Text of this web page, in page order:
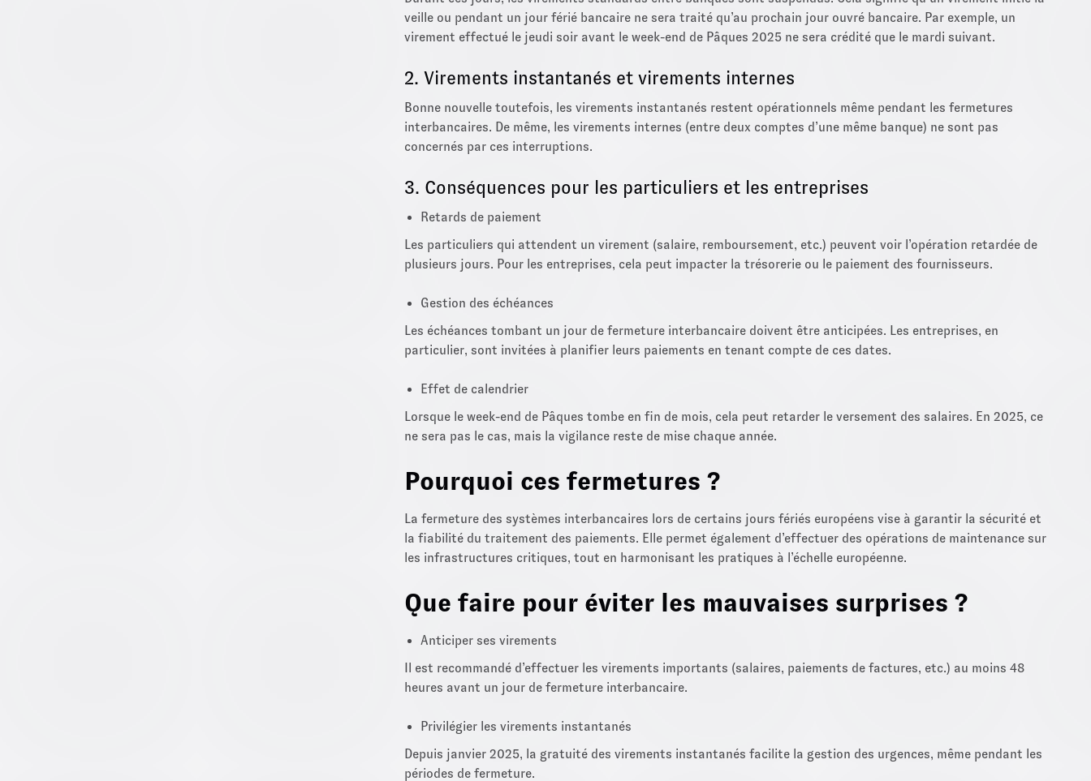
veille ou pendant un jour férié bancaire ne sera traité qu’au prochain jour ouvré bancaire. Par exemple, un
virement effectué le jeudi soir avant le week-end de Pâques 2025 ne sera crédité que le mardi suivant.
2. Virements instantanés et virements internes
Bonne nouvelle toutefois, les virements instantanés restent opérationnels même pendant les fermetures
interbancaires. De même, les virements internes (entre deux comptes d’une même banque) ne sont pas
concernés par ces interruptions.
3. Conséquences pour les particuliers et les entreprises
Retards de paiement
Les particuliers qui attendent un virement (salaire, remboursement, etc.) peuvent voir l’opération retardée de
plusieurs jours. Pour les entreprises, cela peut impacter la trésorerie ou le paiement des fournisseurs.
Gestion des échéances
Les échéances tombant un jour de fermeture interbancaire doivent être anticipées. Les entreprises, en
particulier, sont invitées à planifier leurs paiements en tenant compte de ces dates.
Effet de calendrier
Lorsque le week-end de Pâques tombe en fin de mois, cela peut retarder le versement des salaires. En 2025, ce
ne sera pas le cas, mais la vigilance reste de mise chaque année.
Pourquoi ces fermetures ?
La fermeture des systèmes interbancaires lors de certains jours fériés européens vise à garantir la sécurité et
la fiabilité du traitement des paiements. Elle permet également d’effectuer des opérations de maintenance sur
les infrastructures critiques, tout en harmonisant les pratiques à l’échelle européenne.
Que faire pour éviter les mauvaises surprises ?
Anticiper ses virements
Il est recommandé d’effectuer les virements importants (salaires, paiements de factures, etc.) au moins 48
heures avant un jour de fermeture interbancaire.
Privilégier les virements instantanés
Depuis janvier 2025, la gratuité des virements instantanés facilite la gestion des urgences, même pendant les
périodes de fermeture.